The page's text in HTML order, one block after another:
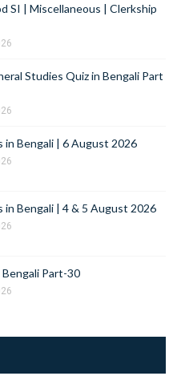
SI | Miscellaneous | Clerkship
Studies Quiz in Bengali Part
in Bengali | 6 August 2026
Bengali | 4 & 5 August 2026
Part-30